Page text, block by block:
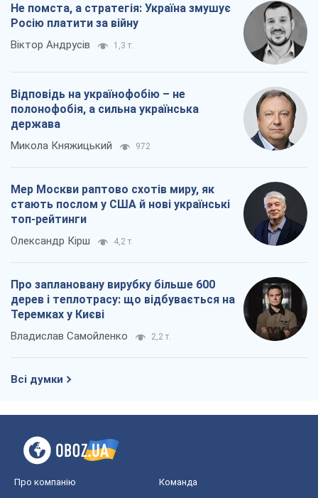
Не помста, а стратегія: Україна змушує
Росію платити за війну
Віктор Андрусів 1,3 т.
Відповідь на українофобію – не
полонофобія, а сильна українська
держава
Микола Княжицький 972
Мер Москви раптово схотів миру, як
стають послом у США й нові українські
топ-рейтинги
Олександр Кірш 4,2 т.
Про заплановану вирубку більше 600
дерев і теплотрасу: що відбувається на
Теремках у Києві
Владислав Самойленко 2,2 т.
Всі думки
Про компанію Команда